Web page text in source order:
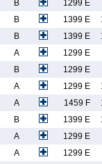
B
1299 E
B 1399 E
B 1399 E
A
1299 E
B
1299 E
A 1299 E
A 1459 F
B 1399 E
A
1299 E
A
1299 E